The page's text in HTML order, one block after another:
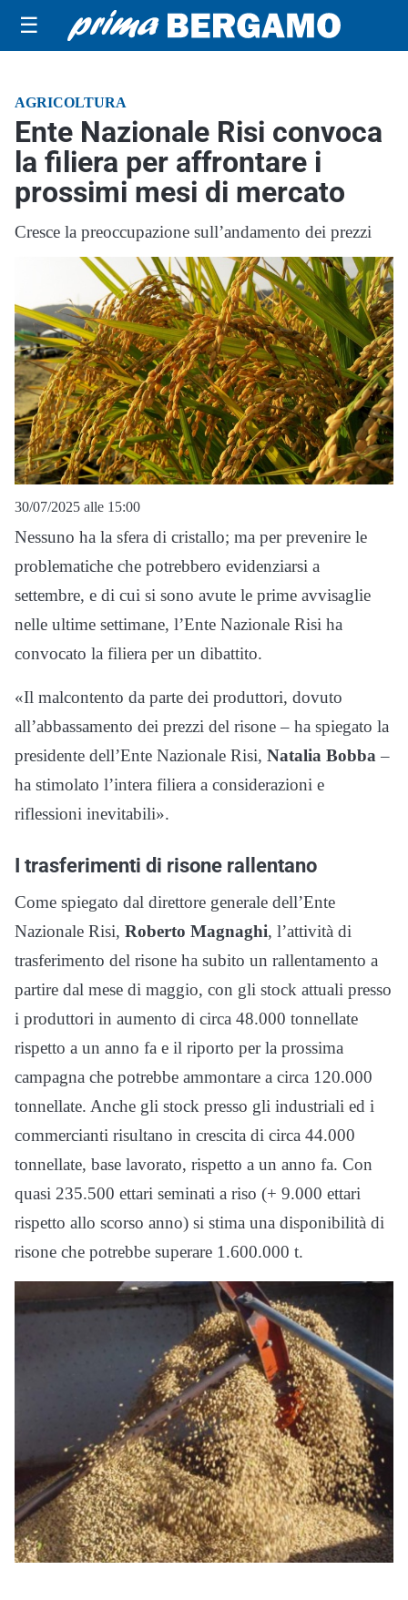
☰
AGRICOLTURA
Ente Nazionale Risi convoca
la filiera per affrontare i
prossimi mesi di mercato
Cresce la preoccupazione sull’andamento dei prezzi
30/07/2025 alle 15:00
Nessuno ha la sfera di cristallo; ma per prevenire le
problematiche che potrebbero evidenziarsi a
settembre, e di cui si sono avute le prime avvisaglie
nelle ultime settimane, l’Ente Nazionale Risi ha
convocato la filiera per un dibattito.
«Il malcontento da parte dei produttori, dovuto
all’abbassamento dei prezzi del risone – ha spiegato la
presidente dell’Ente Nazionale Risi, Natalia Bobba –
ha stimolato l’intera filiera a considerazioni e
riflessioni inevitabili».
I trasferimenti di risone rallentano
Come spiegato dal direttore generale dell’Ente
Nazionale Risi, Roberto Magnaghi, l’attività di
trasferimento del risone ha subito un rallentamento a
partire dal mese di maggio, con gli stock attuali presso
i produttori in aumento di circa 48.000 tonnellate
rispetto a un anno fa e il riporto per la prossima
campagna che potrebbe ammontare a circa 120.000
tonnellate. Anche gli stock presso gli industriali ed i
commercianti risultano in crescita di circa 44.000
tonnellate, base lavorato, rispetto a un anno fa. Con
quasi 235.500 ettari seminati a riso (+ 9.000 ettari
rispetto allo scorso anno) si stima una disponibilità di
risone che potrebbe superare 1.600.000 t.